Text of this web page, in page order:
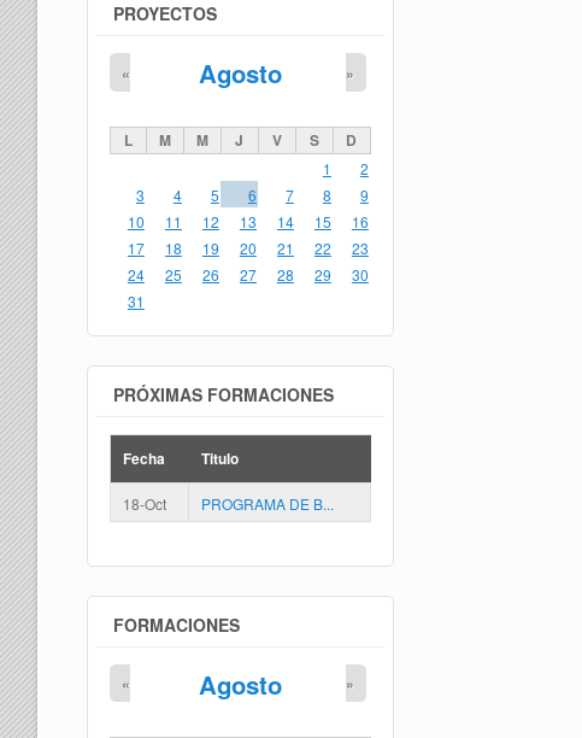
PROYECTOS
Agosto
« »
L M M J V S D
1
2
3
4 5 6 7 8
9
10
11 12 13 14 15
16
17
18 19 20 21 22
23
24
25 26 27 28 29
30
31
PRÓXIMAS FORMACIONES
Fecha Titulo
18-Oct PROGRAMA DE B...
FORMACIONES
Agosto
« »